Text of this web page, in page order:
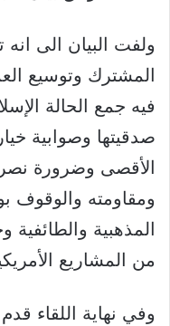
ولفت البيان الى انه
المشترك وتوسيع
فيه جمع الحالة
صدقيتها وصوابية
الأقصى وضرورة
ومقاومته والوقوف
المذهبية والطائفية
من المشاريع
وفي نهاية اللقاء